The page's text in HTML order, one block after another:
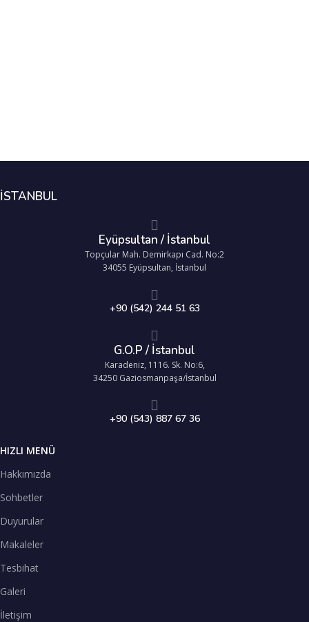
İSTANBUL
Eyüpsultan / İstanbul
Topçular Mah. Demirkapı Cad. No:2
34055 Eyüpsultan, İstanbul
+90 (542) 244 51 63
G.O.P / İstanbul
Karadeniz, 1116. Sk. No:6,
34250 Gaziosmanpaşa/İstanbul
+90 (543) 887 67 36
HIZLI MENÜ
Hakkımızda
Sohbetler
Duyurular
Makaleler
Tesbihat
Galeri
İletişim